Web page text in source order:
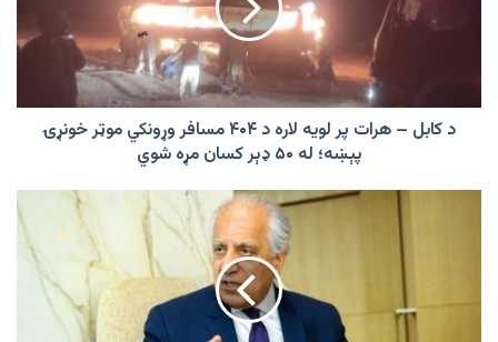
۴۰۴
مسافر
خونړۍ
د کابل – هرات پر لویه لاره د ۴۰۴ مسافر وړونکي موټر خونړۍ
پېښه؛ له ۵۰ ډېر کسان مړه شوي